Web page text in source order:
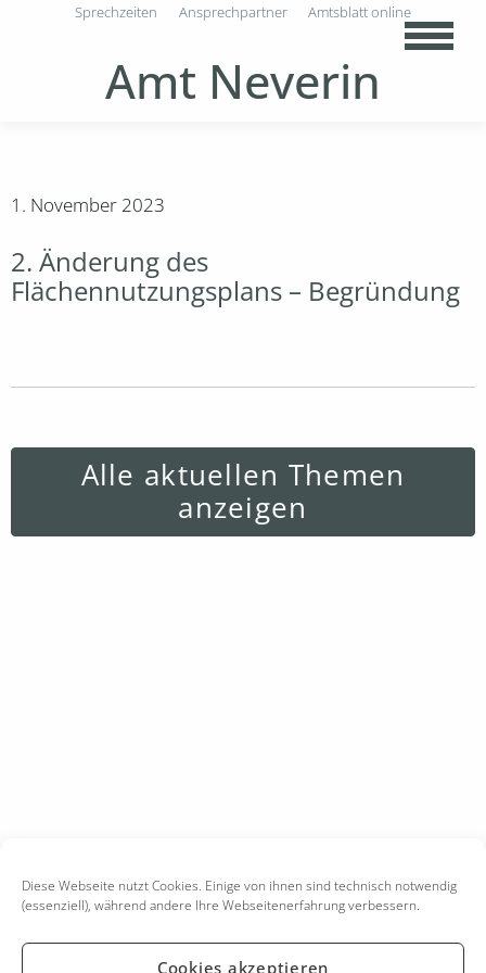
Diese Webseite nutzt Cookies. Einige von ihnen sind technisch notwendig
(essenziell), während andere Ihre Webseitenerfahrung verbessern.
Cookies akzeptieren
Amt Neverin
Sprechzeiten Ansprechpartner Amtsblatt online
1. November 2023
2. Änderung des
Flächennutzungsplans – Begründung
Alle aktuellen Themen
anzeigen